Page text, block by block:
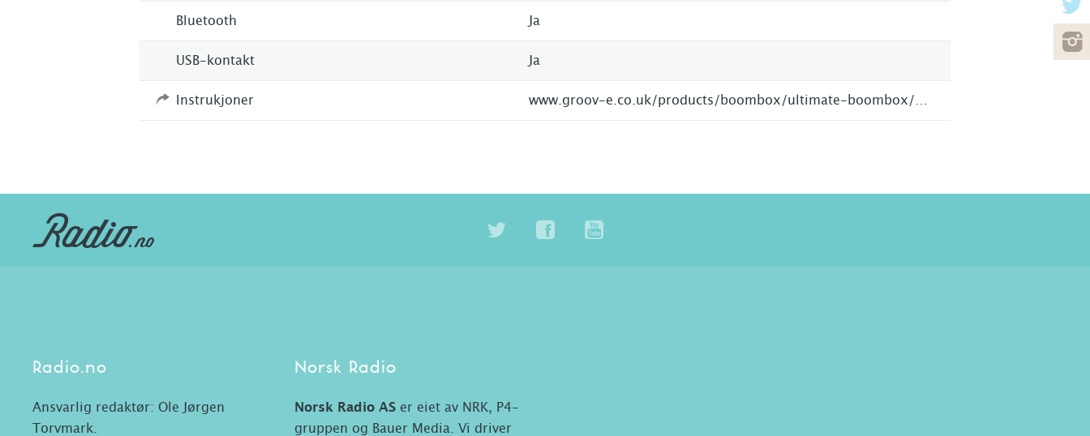
Bluetooth Ja
USB-kontakt Ja
Instrukjoner
Radio.no
Ansvarlig redaktør: Ole Jørgen
Torvmark.
Norsk Radio
Norsk Radio AS er eiet av NRK, P4-
gruppen og Bauer Media. Vi driver